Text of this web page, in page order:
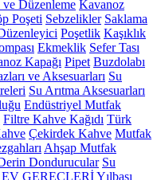
ve Düzenleme Kavanoz
Poşeti Sebzelikler Saklama
Poşetlik Kaşıklık
Ekmeklik Sefer Tası
Kapağı Pipet Buzdolabı
ve Aksesuarları Su
Su Arıtma Aksesuarları
Endüstriyel Mutfak
Filtre Kahve Kağıdı Türk
Çekirdek Kahve Mutfak
Ahşap Mutfak
Dondurucular Su
GEREÇLERİYılbaşı